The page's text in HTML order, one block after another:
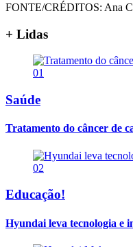
FONTE/CRÉDITOS: Ana
+ Lidas
01
Saúde
Tratamento do câncer de
02
Educação!
Hyundai leva tecnologia e